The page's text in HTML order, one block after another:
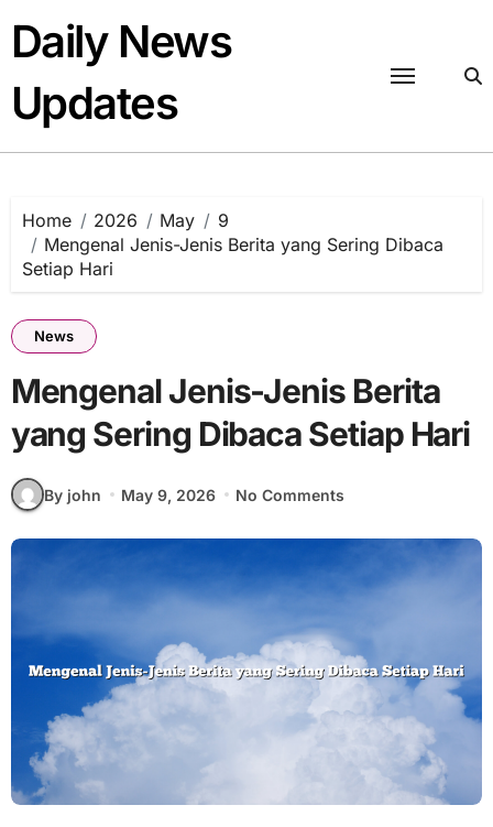
content
Daily News
Updates
Home 2026 May
9
Mengenal Jenis-Jenis Berita yang Sering Dibaca
Setiap Hari
News
Mengenal Jenis-Jenis Berita
yang Sering Dibaca Setiap Hari
By john May 9, 2026 No Comments